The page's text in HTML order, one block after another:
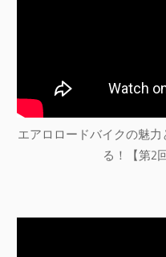
エアロロードバイクの魅
る！【第2